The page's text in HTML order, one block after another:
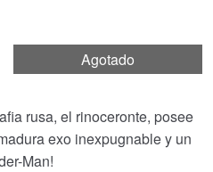
Agotado
rusa, el rinoceronte, posee
exo inexpugnable y un
Man!